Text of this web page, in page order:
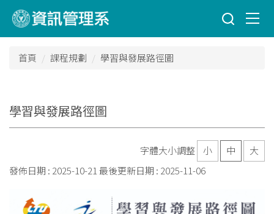
到
主
首頁 課程規劃 學習與發展路徑圖
學習與發展路徑圖
字體大小調整 小 中
大
發佈日期 : 2025-10-21 最後更新日期 : 2025-11-06